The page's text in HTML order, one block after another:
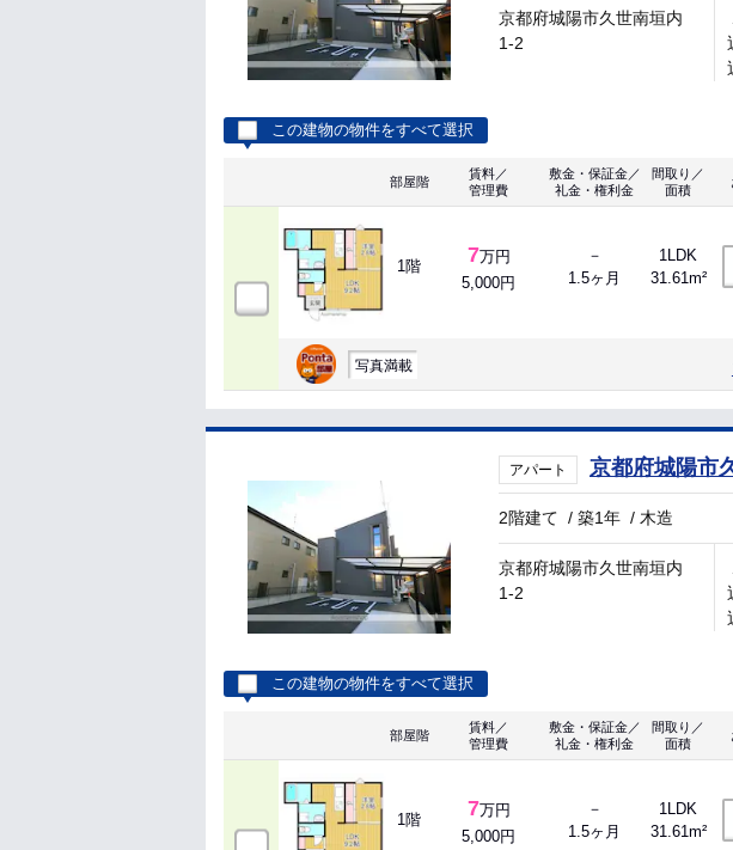
京都府城陽市久世南垣内
1-2
この建物の物件をすべて選択
部屋階
賃料／
管理費
敷金・保証金／
礼金・権利金
間取り／
面積
1階 7万円
5,000円
－
1.5ヶ月
1LDK
31.61m²
写真満載
アパート 京都府城陽市
2階建て /築1年 / 木造
京都府城陽市久世南垣内
1-2
この建物の物件をすべて選択
部屋階
賃料／
管理費
敷金・保証金／
礼金・権利金
間取り／
面積
1階 7万円
5,000円
－
1.5ヶ月
1LDK
31.61m²